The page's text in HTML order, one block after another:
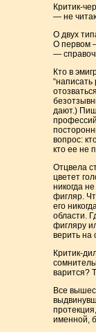
Критик-
— не
О двух
О первом
—
Кто в
дают.)
вопрос:
кто ее не
Отцвела
цветет
никогда
фигляр.
его
области.
фигляру
верить на
Критик-
варится?
Все
именной,